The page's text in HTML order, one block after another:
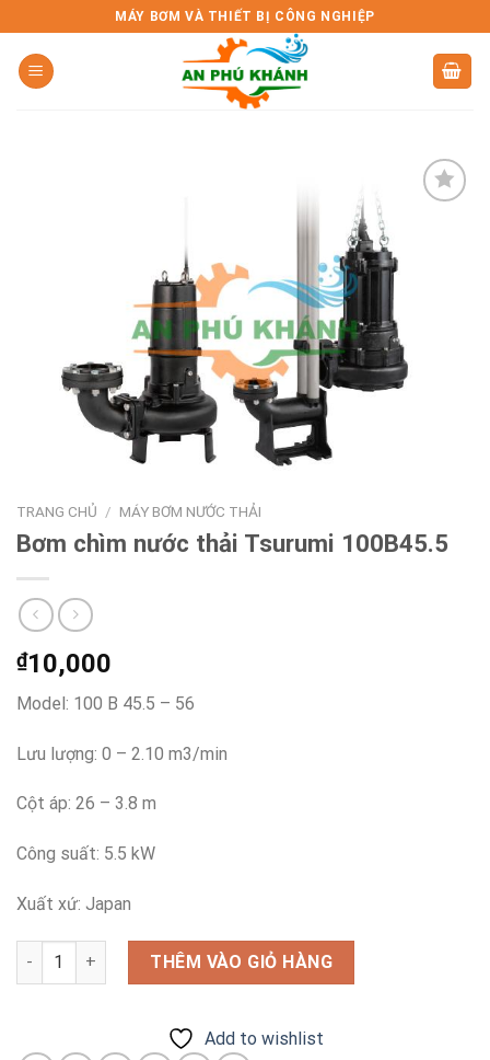
to
content
MÁY BƠM VÀ THIẾT BỊ CÔNG NGHIỆP
TRANG CHỦ / MÁY BƠM NƯỚC THẢI
Bơm chìm nước thải Tsurumi 100B45.5
₫10,000
Model: 100 B 45.5 – 56
Lưu lượng: 0 – 2.10 m3/min
Cột áp: 26 – 3.8 m
Công suất: 5.5 kW
Xuất xứ: Japan
Bơm chìm nước thải Tsurumi 100B45.5 số lượng
THÊM VÀO GIỎ HÀNG
Add to wishlist